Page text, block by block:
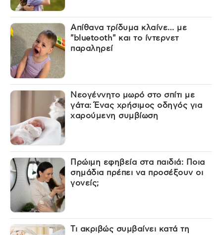
Απίθανα τρίδυμα κλαίνε… με
"bluetooth" και το ίντερνετ
παραληρεί
Νεογέννητο μωρό στο σπίτι με
γάτα: Ένας χρήσιμος οδηγός για
χαρούμενη συμβίωση
Πρώιμη εφηβεία στα παιδιά: Ποια
σημάδια πρέπει να προσέξουν οι
γονείς;
Τι ακριβώς συμβαίνει κατά τη